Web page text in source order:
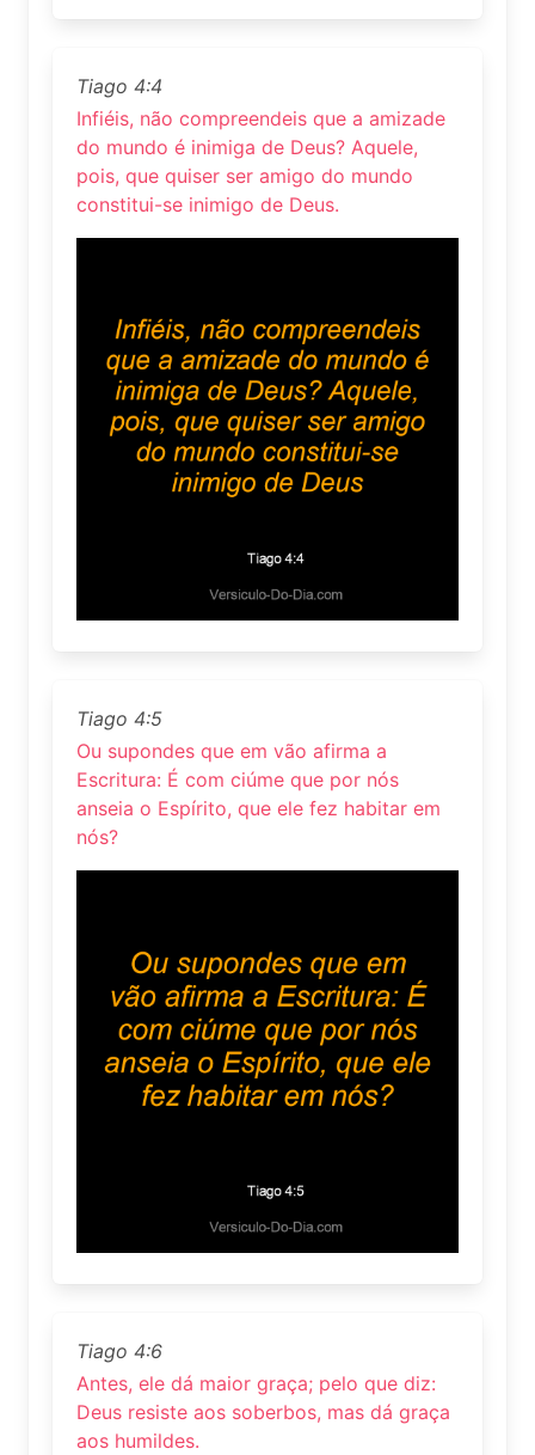
Tiago 4:4
Infiéis, não compreendeis que a amizade
do mundo é inimiga de Deus? Aquele,
pois, que quiser ser amigo do mundo
constitui-se inimigo de Deus.
Tiago 4:5
Ou supondes que em vão afirma a
Escritura: É com ciúme que por nós
anseia o Espírito, que ele fez habitar em
nós?
Tiago 4:6
Antes, ele dá maior graça; pelo que diz:
Deus resiste aos soberbos, mas dá graça
aos humildes.